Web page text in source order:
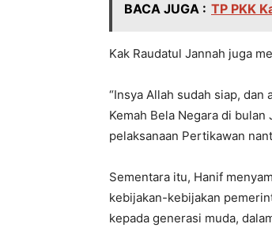
BACA JUGA : TP PKK
Kak Raudatul Jannah juga
“Insya Allah sudah siap, dan
Kemah Bela Negara di
pelaksanaan Pertikawan
Sementara itu, Hanif
kebijakan-kebijakan
kepada generasi muda,